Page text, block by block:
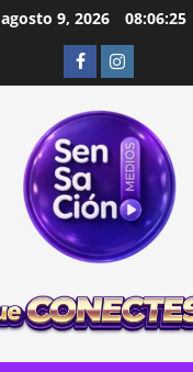
agosto 9, 2026 08:06:27
FacebookInstagram